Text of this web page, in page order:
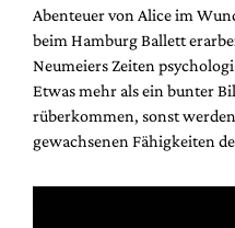
Abenteuer von Alice im
beim Hamburg Ballett
Neumeiers Zeiten
Etwas mehr als ein bunter
rüberkommen, sonst
gewachsenen Fähigkeiten